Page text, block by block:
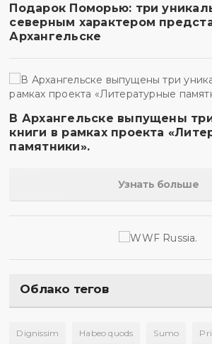
Подарок Поморью: три
северным характером
Архангельске
В Архангельске выпущены
книги в рамках проекта
памятники».
Узнать больше
Облако тегов
Dignissim Habeo quods Sumo